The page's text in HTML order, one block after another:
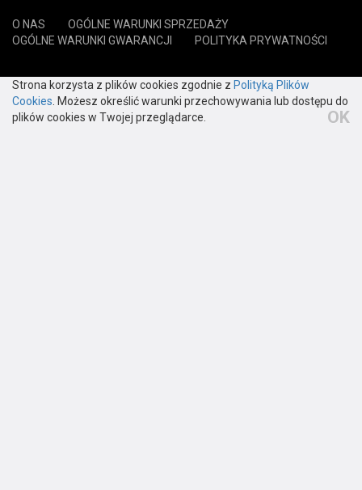
biuro@harmann.pl
O NAS
OGÓLNE WARUNKI SPRZEDAŻY
OGÓLNE WARUNKI GWARANCJI
POLITYKA PRYWATNOŚCI
Strona korzysta z plików cookies zgodnie z Polityką Plików
Cookies . Możesz określić warunki przechowywania lub dostępu do
plików cookies w Twojej przeglądarce.
OK